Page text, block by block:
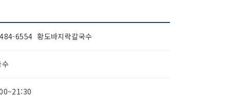
6554 황도바지락칼국수